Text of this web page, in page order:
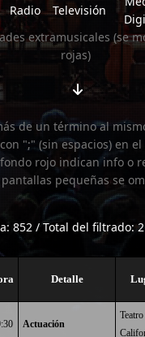
Radio Televisión
extramusicales (se
rojas)
de un término al
";" (sin espacios) en
rojo indican info o
pequeñas se
852 / Total del filtrado:
Detalle
Actuación
Teatro